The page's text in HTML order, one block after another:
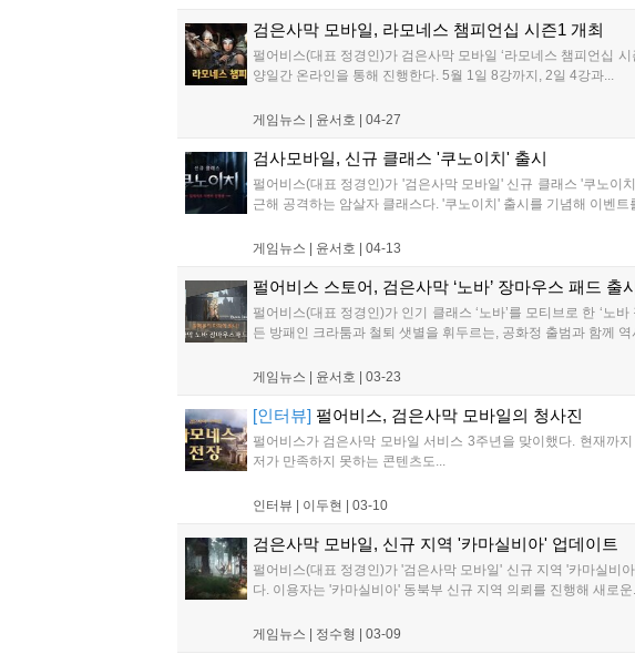
검은사막 모바일, 라모네스 챔피언십 시즌1 개최
펄어비스(대표 정경인)가 검은사막 모바일 ‘라모네스 챔피언십
양일간 온라인을 통해 진행한다. 5월 1일 8강까지, 2일 4강과...
게임뉴스 | 윤서호 04-27
검사모바일, 신규 클래스 '쿠노이치' 출시
펄어비스(대표 정경인)가 '검은사막 모바일' 신규 클래스 '쿠노이
근해 공격하는 암살자 클래스다. '쿠노이치' 출시를 기념해 이벤트
게임뉴스 | 윤서호 04-13
펄어비스 스토어, 검은사막 ‘노바’ 장마우스 패드 출
펄어비스(대표 정경인)가 인기 클래스 ‘노바’를 모티브로 한 ‘노
든 방패인 크라툼과 철퇴 샛별을 휘두르는, 공화정 출범과 함께 역
게임뉴스 | 윤서호 03-23
[인터뷰] 펄어비스, 검은사막 모바일의 청사진
펄어비스가 검은사막 모바일 서비스 3주년을 맞이했다. 현재까
저가 만족하지 못하는 콘텐츠도...
인터뷰 | 이두현 03-10
검은사막 모바일, 신규 지역 '카마실비아' 업데이트
펄어비스(대표 정경인)가 '검은사막 모바일' 신규 지역 '카마실비
다. 이용자는 '카마실비아' 동북부 신규 지역 의뢰를 진행해 새로운
게임뉴스 | 정수형 03-09